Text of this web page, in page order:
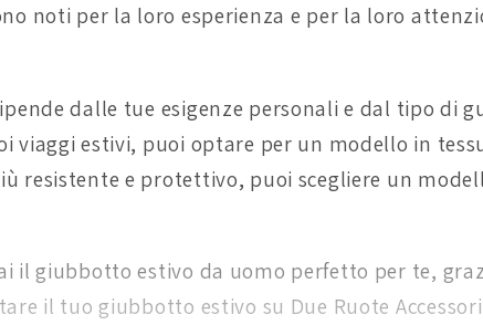
noti per la loro esperienza e per la loro
dalle tue esigenze personali e dal tipo di
estivi, puoi optare per un modello in
resistente e protettivo, puoi scegliere un
il giubbotto estivo da uomo perfetto per te,
il tuo giubbotto estivo su Due Ruote